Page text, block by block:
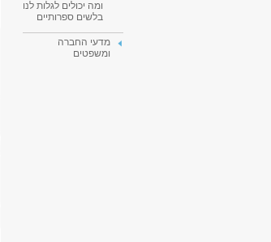
ומה יכולים לגלות לנו
בלשים ספרותיים
מדעי החברה
ומשפטים